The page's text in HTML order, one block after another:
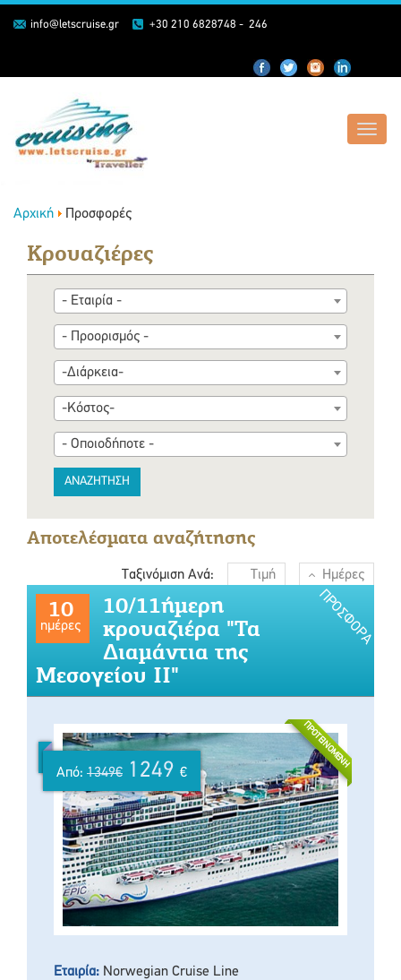
info@letscruise.gr +30 210 6828748 - 246
Αρχική Προσφορές
Κρουαζιέρες
- Εταιρία -
- Προορισμός -
-Διάρκεια-
-Κόστος-
- Οποιοδήποτε -
ΑΝΑΖΗΤΗΣΗ
Αποτελέσματα αναζήτησης
Ταξινόμιση Ανά: Τιμή Ημέρες
ΠΡΟΣΦΟΡΆ
10
ημέρες
10/11ήμερη
κρουαζιέρα "Τα
Διαμάντια της
Μεσογείου ΙΙ"
ΠΡΟΤΕΙΝΌΜΕΝΗ
Εταιρία: Norwegian Cruise Line
Από: 1349€ 1249 €